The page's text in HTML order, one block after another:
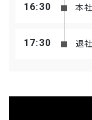
16:30 本
17:30 退社